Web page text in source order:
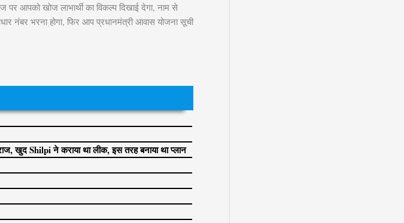
आपको खोज लाभार्थी का विकल्प दिखाई देगा, नाम से
भरना होगा, फिर आप प्रधानमंत्री आवास योजना सूची
खुद Shilpi ने कराया था लीक, इस तरह बनाया था प्लान